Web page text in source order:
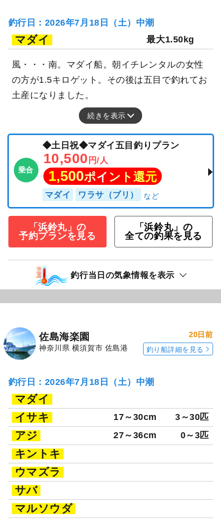
釣行日：2026年7月18日（土）中潮
マダイ 最大1.50kg
風・・・南。マダイ船。朝イチレンタルの女性
の方が1.5キロゲット。その後は五目で釣れてお
土産になりました。
続きを表示
乗合
◆土日祝◆マダイ五目釣りプラン
10,500 円/人
1,500ポイント還元
マダイ ワラサ（ブリ）
「浜鈴丸」の
予約プランを見る
「浜鈴丸」の
全ての釣果を見る
釣行当日の気象情報を表示
佐島海楽園
神奈川県 横須賀市 佐島港
20日前
釣り船詳細を見る
釣行日：2026年7月18日（土）中潮
マダイ
イサキ
17～30cm 3～30匹
アジ 27～36cm 0～3匹
キントキ
ウマズラ
サバ
マルソウダ